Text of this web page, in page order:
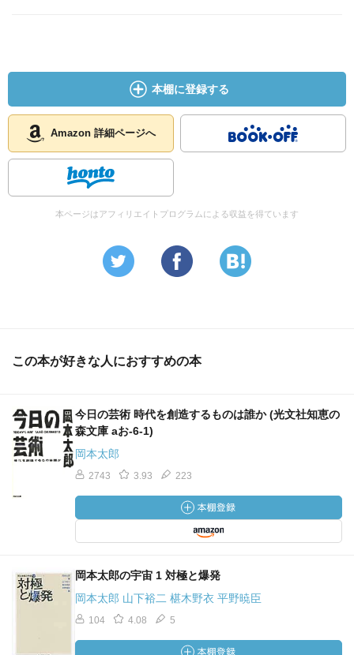
本棚に登録する
Amazon 詳細ページへ
本ページはアフィリエイトプログラムによる収益を得ています
この本が好きな人におすすめの本
今日の芸術 時代を創造するものは誰か (光文社知恵の
森文庫 aお-6-1)
岡本太郎
2743 3.93 223
岡本太郎の宇宙 1 対極と爆発
岡本太郎 山下裕二 椹木野衣 平野暁臣
104 4.08 5